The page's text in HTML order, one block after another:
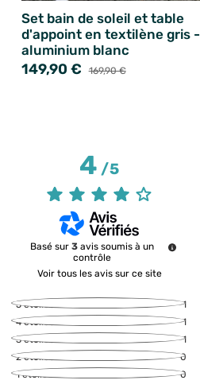
Set bain de soleil et table
d'appoint en textilène gris -
aluminium blanc
149,90 € 169,90 €
4/5
Basé sur 3 avis soumis à un
contrôle
Voir tous les avis sur ce site
5étoiles
1
4étoiles
1
3étoiles
1
2étoiles
0
1étoile 0